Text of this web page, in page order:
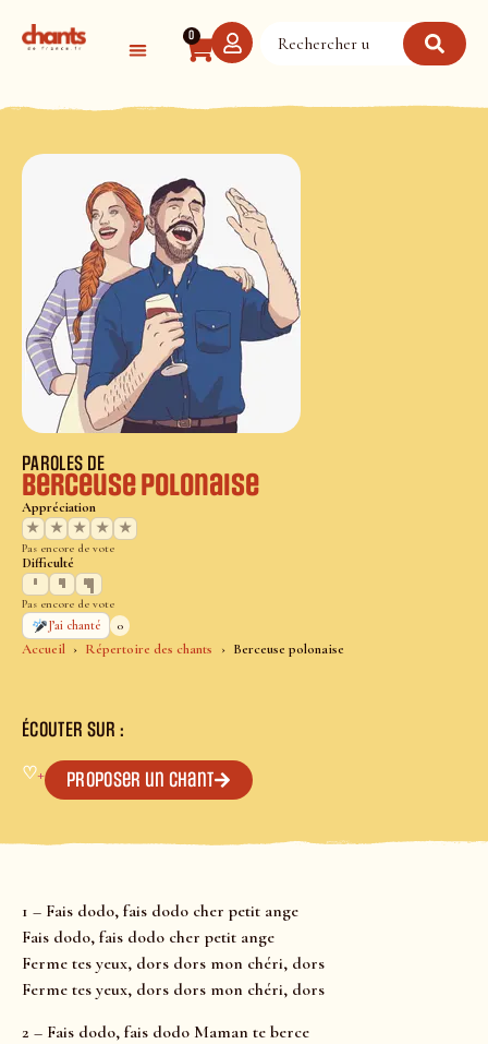
0
Accueil Répertoire des chants Berceuse polonaise
PAROLES DE
Berceuse polonaise
Appréciation
★
★ ★ ★ ★
Pas encore de vote
Difficulté
Pas encore de vote
J’ai chanté
0
ÉCOUTER SUR :
♡+ Proposer un chant
1 – Fais dodo, fais dodo cher petit ange
Fais dodo, fais dodo cher petit ange
Ferme tes yeux, dors dors mon chéri, dors
Ferme tes yeux, dors dors mon chéri, dors
2 – Fais dodo, fais dodo Maman te berce